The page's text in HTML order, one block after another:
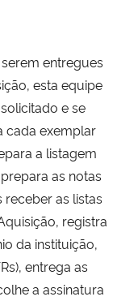
entregues
esta equipe
e se
cada exemplar
a listagem
as notas
receber as listas
registra
da instituição,
entrega as
a assinatura